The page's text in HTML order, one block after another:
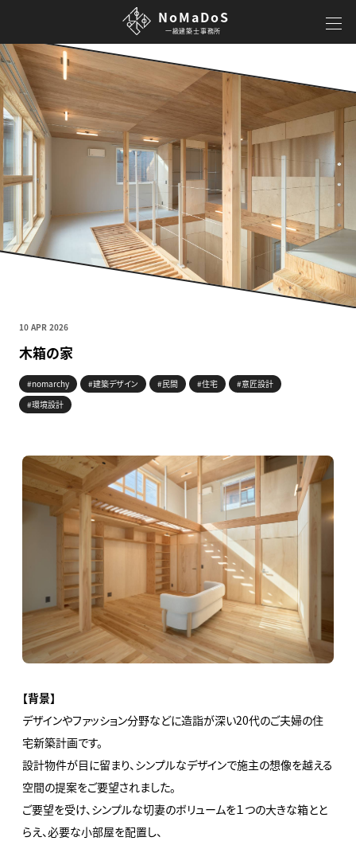
NoMaDoS
一級建築士事務所
10 APR 2026
木箱の家
#nomarchy #建築デザイン #民間 #住宅
#意匠設計
#環境設計
【背景】
デザインやファッション分野などに造詣が深い20代のご夫婦の住
宅新築計画です。
設計物件が目に留まり、シンプルなデザインで施主の想像を越える
空間の提案をご要望されました。
ご要望を受け、シンプルな切妻のボリュームを１つの大きな箱とと
らえ、必要な小部屋を配置し、